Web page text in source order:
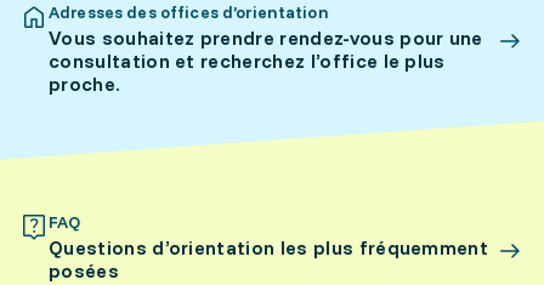
Adresses des offices d’orientation
Vous souhaitez prendre rendez-vous pour une
consultation et recherchez l’office le plus
proche.
FAQ
Questions d’orientation les plus fréquemment
posées